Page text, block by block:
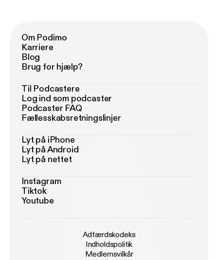
Om Podimo
Karriere
Blog
Brug for hjælp?
Til Podcastere
Log ind som podcaster
Podcaster FAQ
Fællesskabsretningslinjer
Lyt på iPhone
Lyt på Android
Lyt på nettet
Instagram
Tiktok
Youtube
Adfærdskodeks
Indholdspolitik
Medlemsvilkår